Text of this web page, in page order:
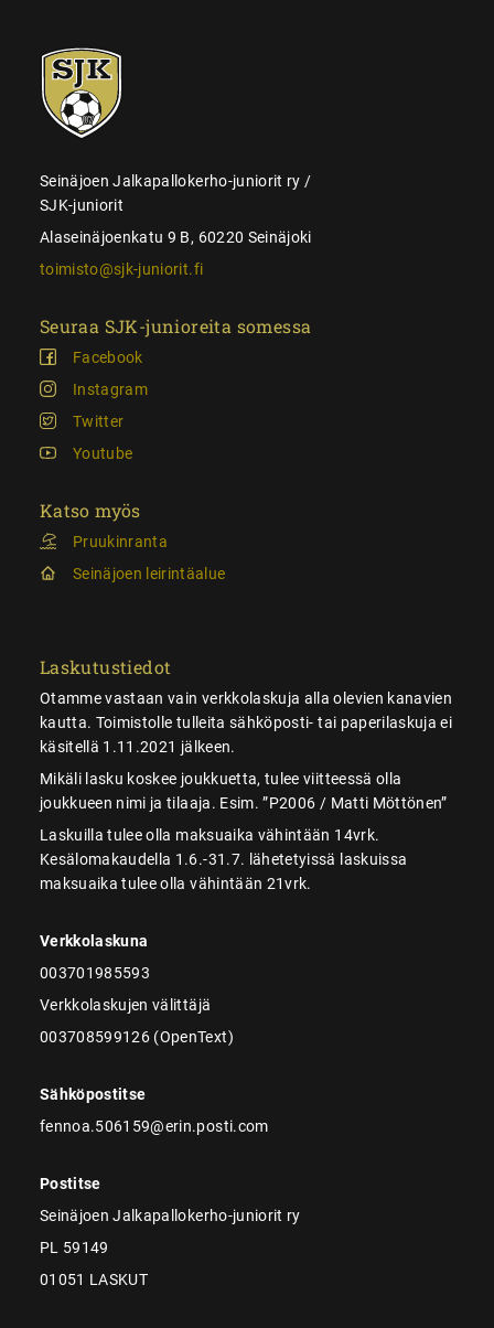
SJK-
juniorit
Seinäjoen Jalkapallokerho-juniorit ry /
SJK-juniorit
Alaseinäjoenkatu 9 B, 60220 Seinäjoki
toimisto@sjk-juniorit.fi
Seuraa SJK-junioreita somessa
Facebook
Instagram
Twitter
Youtube
Katso myös
Pruukinranta
Seinäjoen leirintäalue
Laskutustiedot
Otamme vastaan vain verkkolaskuja alla olevien kanavien
kautta. Toimistolle tulleita sähköposti- tai paperilaskuja ei
käsitellä 1.11.2021 jälkeen.
Mikäli lasku koskee joukkuetta, tulee viitteessä olla
joukkueen nimi ja tilaaja. Esim. ”P2006 / Matti Möttönen”
Laskuilla tulee olla maksuaika vähintään 14vrk.
Kesälomakaudella 1.6.-31.7. lähetetyissä laskuissa
maksuaika tulee olla vähintään 21vrk.
Verkkolaskuna
003701985593
Verkkolaskujen välittäjä
003708599126 (OpenText)
Sähköpostitse
fennoa.506159@erin.posti.com
Postitse
Seinäjoen Jalkapallokerho-juniorit ry
PL 59149
01051 LASKUT